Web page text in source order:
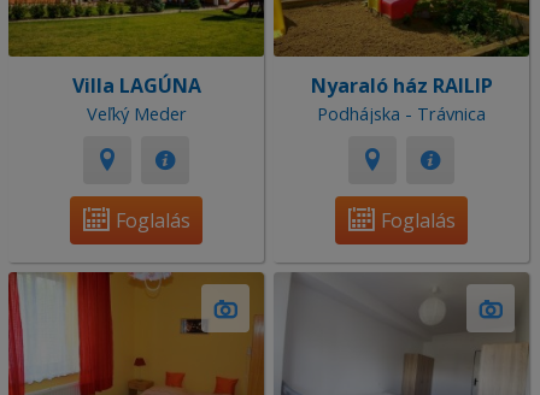
Villa LAGÚNA
Veľký Meder
Foglalás
Nyaraló ház RAILIP
Podhájska - Trávnica
Foglalás